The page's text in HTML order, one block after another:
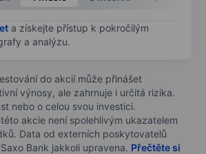
a získejte přístup k pokročilým
a analýzu.
do akcií může přinášet
výnosy, ale zahrnuje i určitá rizika.
nebo o celou svou investici.
akcie není spolehlivým ukazatelem
Data od externích poskytovatelů
Bank jakkoli upravena. Přečtěte si